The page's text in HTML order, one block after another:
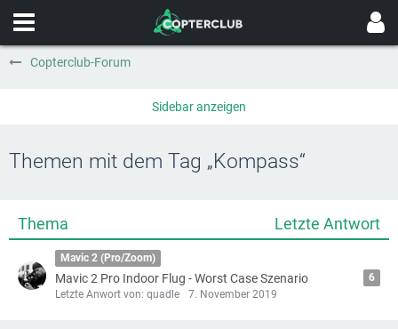
Copterclub-Forum
Themen mit dem Tag „Kompass“
Thema Letzte Antwort
Mavic 2 (Pro/Zoom)
Mavic 2 Pro Indoor Flug - Worst Case Szenario
6
Letzte Anwort von: quadle
7. November 2019